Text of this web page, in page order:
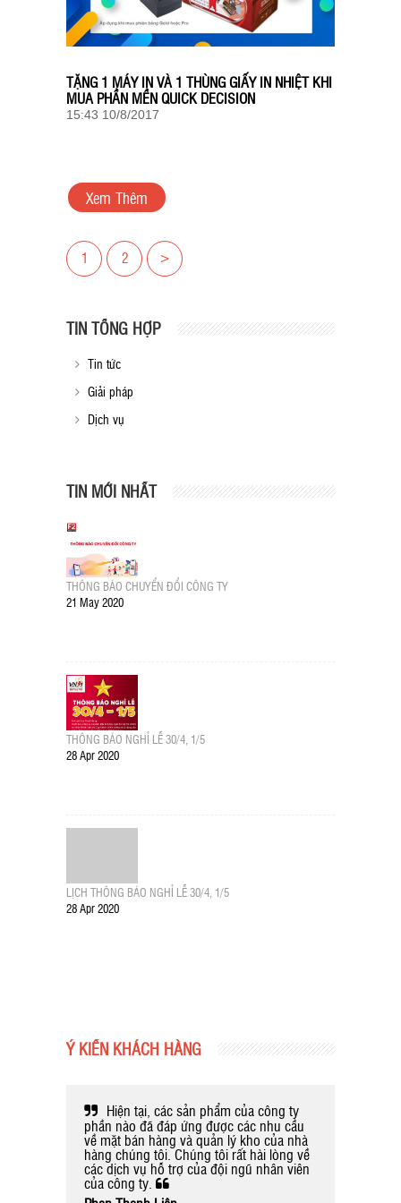
TẶNG 1 MÁY IN VÀ 1 THÙNG GIẤY IN NHIỆT KHI
MUA PHẦN MỀN QUICK DECISION
15:43 10/8/2017
Xem Thêm
1 2 >
TIN TỔNG HỢP
Tin tức
Giải pháp
Dịch vụ
TIN MỚI NHẤT
THÔNG BÁO CHUYỂN ĐỔI CÔNG TY
21 May 2020
THÔNG BÁO NGHỈ LỄ 30/4, 1/5
28 Apr 2020
LỊCH THÔNG BÁO NGHỈ LỄ 30/4, 1/5
28 Apr 2020
Ý KIẾN KHÁCH HÀNG
Hiện tại, các sản phẩm của công ty
phần nào đã đáp ứng được các nhu cầu
về mặt bán hàng và quản lý kho của nhà
hàng chúng tôi. Chúng tôi rất hài lòng về
các dịch vụ hỗ trợ của đội ngũ nhân viên
của công ty.